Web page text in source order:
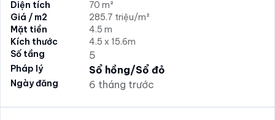
Diện tích
70 m²
Giá / m2
285.7 triệu/m²
Mặt tiền
4.5 m
Kích thước
4.5 x 15.6m
Số tầng
5
Pháp lý Sổ hồng/Sổ đỏ
Ngày đăng 6 tháng trước